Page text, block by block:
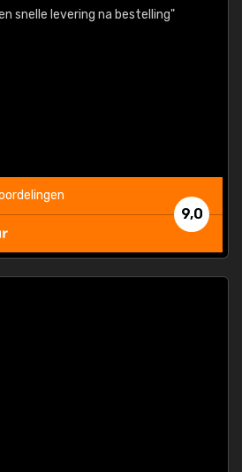
snelle levering na bestelling"
9,0